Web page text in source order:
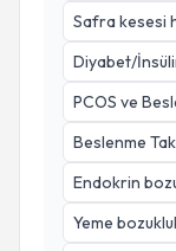
Safra kesesi
Diyabet/
PCOS ve
Beslenme
Endokrin
Yeme